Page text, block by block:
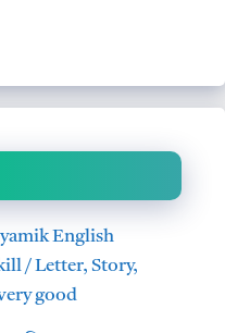
English
/ Letter, Story,
good